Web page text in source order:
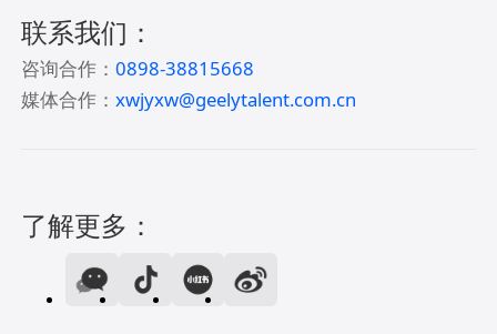
联系我们：
咨询合作：0898-38815668
媒体合作：xwjyxw@geelytalent.com.cn
了解更多：